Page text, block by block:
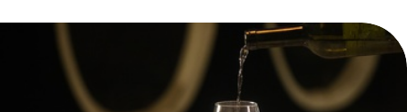
Ninski Šokol delicija je neponovljivog …